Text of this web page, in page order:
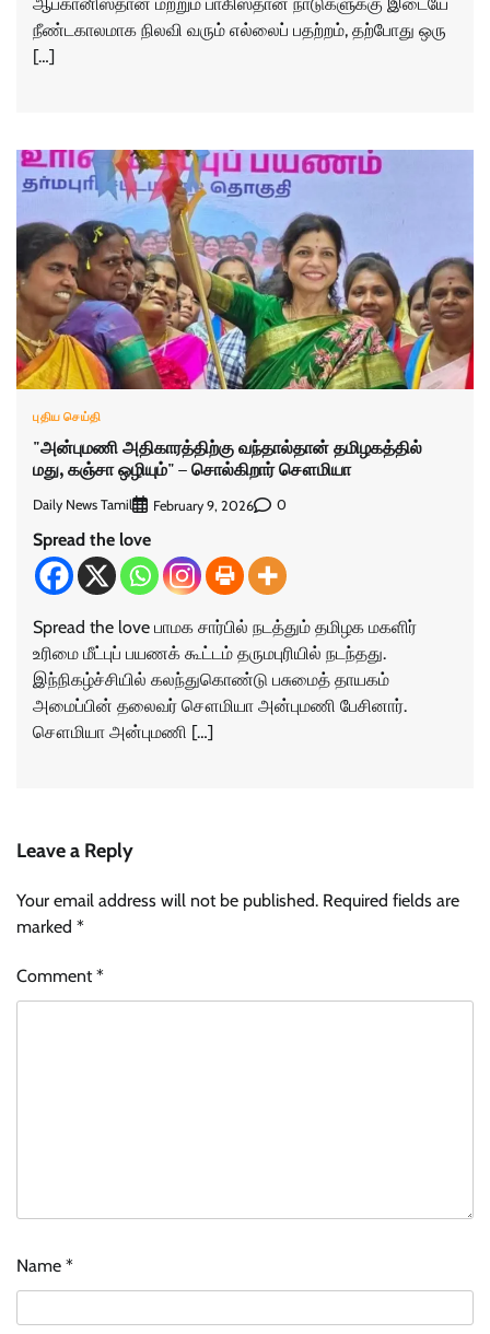
நீண்டகாலமாக நிலவி வரும் எல்லைப் பதற்றம், தற்போது ஒரு
[…]
புதிய செய்தி
"அன்புமணி அதிகாரத்திற்கு வந்தால்தான் தமிழகத்தில்
மது, கஞ்சா ஒழியும்" – சொல்கிறார் சௌமியா
Daily News Tamil February 9, 2026 0
Spread the love
Spread the love பாமக சார்பில் நடத்தும் தமிழக மகளிர்
உரிமை மீட்புப் பயணக் கூட்டம் தருமபுரியில் நடந்தது.
இந்நிகழ்ச்சியில் கலந்துகொண்டு பசுமைத் தாயகம்
அமைப்பின் தலைவர் சௌமியா அன்புமணி பேசினார்.
சௌமியா அன்புமணி […]
Leave a Reply
Your email address will not be published. Required fields are
marked *
Comment*
Name *